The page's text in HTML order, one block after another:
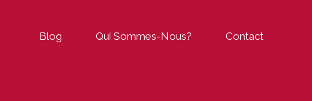
Blog Qui Sommes-Nous? Contact